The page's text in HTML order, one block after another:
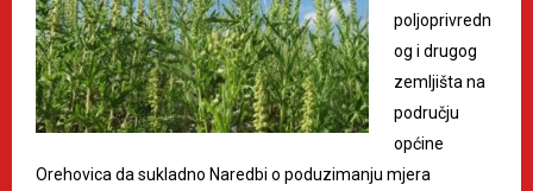
poljoprivredn
og i drugog
zemljišta na
području
općine
Orehovica da sukladno Naredbi o poduzimanju mjera